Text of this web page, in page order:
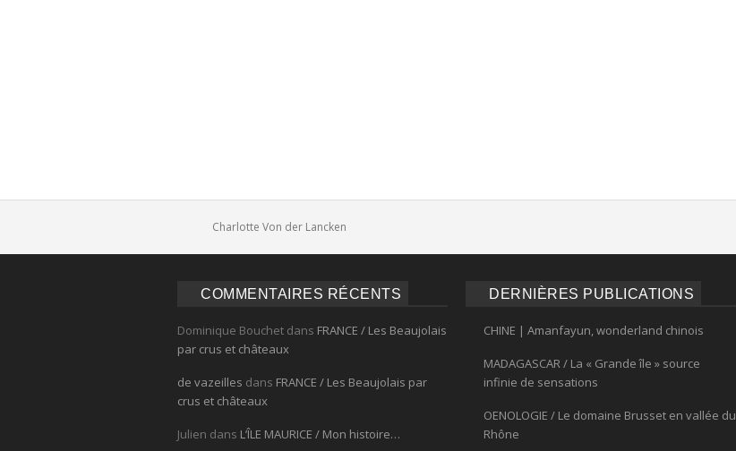
Charlotte Von der Lancken
COMMENTAIRES RÉCENTS
Dominique Bouchet dans FRANCE / Les Beaujolais
par crus et châteaux
de vazeilles dans FRANCE / Les Beaujolais par
crus et châteaux
Julien dans L’ÎLE MAURICE / Mon histoire…
DERNIÈRES PUBLICATIONS
CHINE | Amanfayun, wonderland chinois
MADAGASCAR / La « Grande île » source
infinie de sensations
OENOLOGIE / Le domaine Brusset en vallée du
Rhône